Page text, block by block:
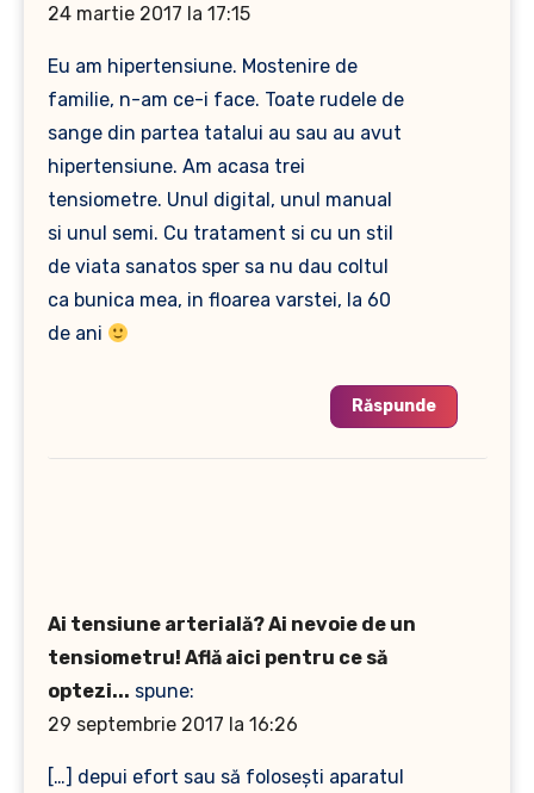
24 martie 2017 la 17:15
Eu am hipertensiune. Mostenire de
familie, n-am ce-i face. Toate rudele de
sange din partea tatalui au sau au avut
hipertensiune. Am acasa trei
tensiometre. Unul digital, unul manual
si unul semi. Cu tratament si cu un stil
de viata sanatos sper sa nu dau coltul
ca bunica mea, in floarea varstei, la 60
de ani
Răspunde
Ai tensiune arterială? Ai nevoie de un
tensiometru! Află aici pentru ce să
optezi... spune:
29 septembrie 2017 la 16:26
[…] depui efort sau să folosești aparatul